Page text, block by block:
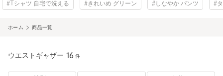
#Tシャツ 自宅で洗える #きれいめ グリーン #しなやか パンツ #
ホーム 商品一覧
ウエストギャザー 16 件